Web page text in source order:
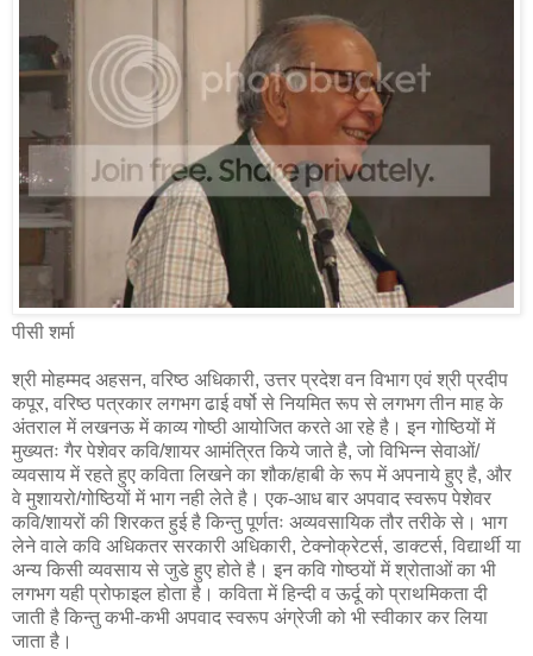
पीसी शर्मा
श्री मोहम्मद अहसन, वरिष्ठ अधिकारी, उत्तर प्रदेश वन विभाग एवं श्री प्रदीप
कपूर, वरिष्ठ पत्रकार लगभग ढाई वर्षो से नियमित रूप से लगभग तीन माह के
अंतराल में लखनऊ में काव्य गोष्ठी आयोजित करते आ रहे है। इन गोष्ठियों में
मुख्यतः गैर पेशेवर कवि/शायर आमंत्रित किये जाते है, जो विभिन्न सेवाओं/
व्यवसाय में रहते हुए कविता लिखने का शौक/हाबी के रूप में अपनाये हुए है, और
वे मुशायरो/गोष्ठियों में भाग नही लेते है। एक-आध बार अपवाद स्वरूप पेशेवर
कवि/शायरों की शिरकत हुई है किन्तु पूर्णतः अव्यवसायिक तौर तरीके से। भाग
लेने वाले कवि अधिकतर सरकारी अधिकारी, टेक्नोक्रेटर्स, डाक्टर्स, विद्यार्थी या
अन्य किसी व्यवसाय से जुडे हुए होते है। इन कवि गोष्ठयों में श्रोताओं का भी
लगभग यही प्रोफाइल होता है। कविता में हिन्दी व ऊर्दू को प्राथमिकता दी
जाती है किन्तु कभी-कभी अपवाद स्वरूप अंग्रेजी को भी स्वीकार कर लिया
जाता है।